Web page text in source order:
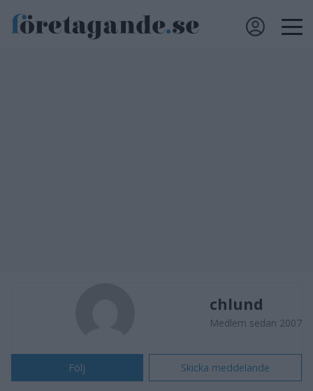
chlund
Medlem sedan 2007
Följ Skicka meddelande